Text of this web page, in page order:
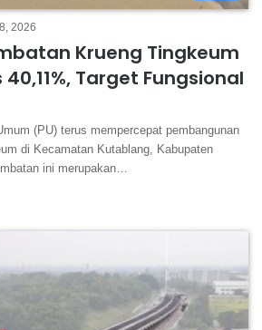
2026
Krueng Tingkeum
Target Fungsional
(PU) terus mempercepat pembangunan
di Kecamatan Kutablang, Kabupaten
ini merupakan…